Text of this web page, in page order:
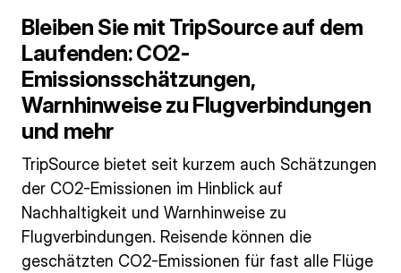
Bleiben Sie mit TripSource auf dem
Laufenden: CO2-
Emissionsschätzungen,
Warnhinweise zu Flugverbindungen
und mehr
TripSource bietet seit kurzem auch Schätzungen
der CO2-Emissionen im Hinblick auf
Nachhaltigkeit und Warnhinweise zu
Flugverbindungen. Reisende können die
geschätzten CO2-Emissionen für fast alle Flüge